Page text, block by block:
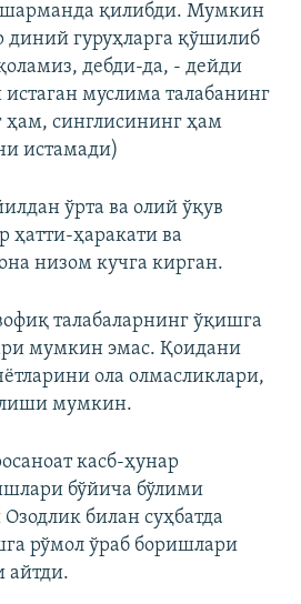
шарманда қилибди. Мумкин
диний гуруҳларга қўшилиб
дебди-да, - дейди
муслима талабанинг
ҳам, синглисининг ҳам
истамади)
ўрта ва олий ўқув
ҳатти-ҳаракати ва
низом кучга кирган.
талабаларнинг ўқишга
мумкин эмас. Қоидани
ола олмасликлари,
мумкин.
касб-ҳунар
бўйича бўлими
билан суҳбатда
рўмол ўраб боришлари
айтди.